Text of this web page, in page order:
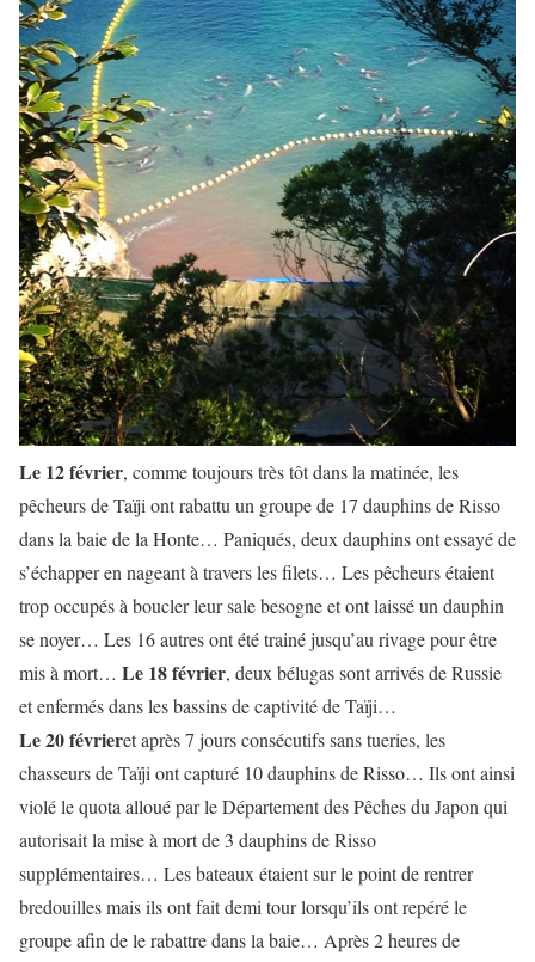
Le 12 février, comme toujours très tôt dans la matinée, les
pêcheurs de Taïji ont rabattu un groupe de 17 dauphins de Risso
dans la baie de la Honte… Paniqués, deux dauphins ont essayé de
s’échapper en nageant à travers les filets… Les pêcheurs étaient
trop occupés à boucler leur sale besogne et ont laissé un dauphin
se noyer… Les 16 autres ont été trainé jusqu’au rivage pour être
mis à mort… Le 18 février, deux bélugas sont arrivés de Russie
et enfermés dans les bassins de captivité de Taïji…
Le 20 févrieret après 7 jours consécutifs sans tueries, les
chasseurs de Taïji ont capturé 10 dauphins de Risso… Ils ont ainsi
violé le quota alloué par le Département des Pêches du Japon qui
autorisait la mise à mort de 3 dauphins de Risso
supplémentaires… Les bateaux étaient sur le point de rentrer
bredouilles mais ils ont fait demi tour lorsqu’ils ont repéré le
groupe afin de le rabattre dans la baie… Après 2 heures de